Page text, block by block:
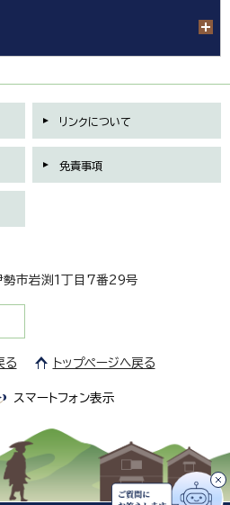
リンクについて
免責事項
市岩渕1丁目7番29号
る トップページへ戻る
スマートフォン表示